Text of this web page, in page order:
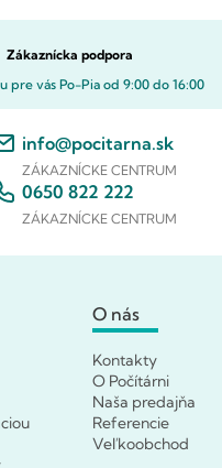
Zákaznícka podpora
pre vás Po-Pia od 9:00 do 16:00
info@pocitarna.sk
ZÁKAZNÍCKE CENTRUM
0650 822 222
ZÁKAZNÍCKE CENTRUM
O nás
Kontakty
O Počítárni
Naša predajňa
Referencie
Veľkoobchod